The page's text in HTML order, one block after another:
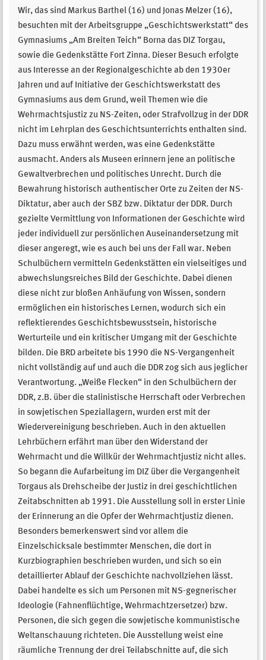
Wir, das sind Markus Barthel (16) und Jonas Melzer (16),
besuchten mit der Arbeitsgruppe „Geschichtswerkstatt“ des
Gymnasiums „Am Breiten Teich“ Borna das DIZ Torgau,
sowie die Gedenkstätte Fort Zinna. Dieser Besuch erfolgte
aus Interesse an der Regionalgeschichte ab den 1930er
Jahren und auf Initiative der Geschichtswerkstatt des
Gymnasiums aus dem Grund, weil Themen wie die
Wehrmachtsjustiz zu NS-Zeiten, oder Strafvollzug in der DDR
nicht im Lehrplan des Geschichtsunterrichts enthalten sind.
Dazu muss erwähnt werden, was eine Gedenkstätte
ausmacht. Anders als Museen erinnern jene an politische
Gewaltverbrechen und politisches Unrecht. Durch die
Bewahrung historisch authentischer Orte zu Zeiten der NS-
Diktatur, aber auch der SBZ bzw. Diktatur der DDR. Durch
gezielte Vermittlung von Informationen der Geschichte wird
jeder individuell zur persönlichen Auseinandersetzung mit
dieser angeregt, wie es auch bei uns der Fall war. Neben
Schulbüchern vermitteln Gedenkstätten ein vielseitiges und
abwechslungsreiches Bild der Geschichte. Dabei dienen
diese nicht zur bloßen Anhäufung von Wissen, sondern
ermöglichen ein historisches Lernen, wodurch sich ein
reflektierendes Geschichtsbewusstsein, historische
Werturteile und ein kritischer Umgang mit der Geschichte
bilden. Die BRD arbeitete bis 1990 die NS-Vergangenheit
nicht vollständig auf und auch die DDR zog sich aus jeglicher
Verantwortung. „Weiße Flecken“ in den Schulbüchern der
DDR, z.B. über die stalinistische Herrschaft oder Verbrechen
in sowjetischen Speziallagern, wurden erst mit der
Wiedervereinigung beschrieben. Auch in den aktuellen
Lehrbüchern erfährt man über den Widerstand der
Wehrmacht und die Willkür der Wehrmachtjustiz nicht alles.
So begann die Aufarbeitung im DIZ über die Vergangenheit
Torgaus als Drehscheibe der Justiz in drei geschichtlichen
Zeitabschnitten ab 1991. Die Ausstellung soll in erster Linie
der Erinnerung an die Opfer der Wehrmachtjustiz dienen.
Besonders bemerkenswert sind vor allem die
Einzelschicksale bestimmter Menschen, die dort in
Kurzbiographien beschrieben wurden, und sich so ein
detaillierter Ablauf der Geschichte nachvollziehen lässt.
Dabei handelte es sich um Personen mit NS-gegnerischer
Ideologie (Fahnenflüchtige, Wehrmachtzersetzer) bzw.
Personen, die sich gegen die sowjetische kommunistische
Weltanschauung richteten. Die Ausstellung weist eine
räumliche Trennung der drei Teilabschnitte auf, die sich